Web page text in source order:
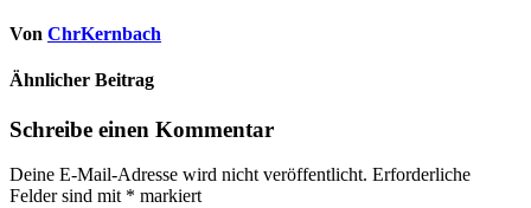
Von ChrKernbach
Ähnlicher Beitrag
Schreibe einen Kommentar
Deine E-Mail-Adresse wird nicht veröffentlicht. Erforderliche
Felder sind mit * markiert